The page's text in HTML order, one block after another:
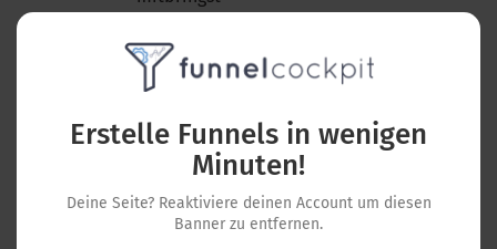
JETZT Bewerbung starten!
Über uns:
Erstelle Funnels in wenigen
Minuten!
Deine Seite? Reaktiviere deinen Account um diesen
Banner zu entfernen.